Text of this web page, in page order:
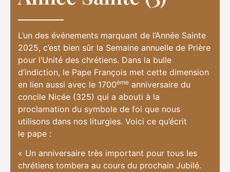
L’un des événements marquant de l’Année Sainte
2025, c’est bien sûr la Semaine annuelle de Prière
pour l’Unité des chrétiens. Dans la bulle
d’indiction, le Pape François met cette dimension
en lien aussi avec le 1700ème anniversaire du
concile Nicée (325) qui a abouti à la
proclamation du symbole de foi que nous
utilisons dans nos liturgies. Voici ce qu’écrit
le pape :
« Un anniversaire très important pour tous les
chrétiens tombera au cours du prochain Jubilé.